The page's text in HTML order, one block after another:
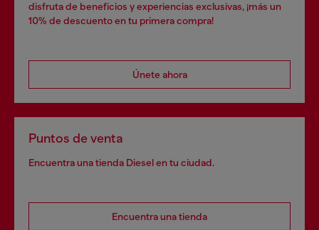
disfruta de beneficios y experiencias exclusivas, ¡más un
10% de descuento en tu primera compra!
Únete ahora
Puntos de venta
Encuentra una tienda Diesel en tu ciudad.
Encuentra una tienda